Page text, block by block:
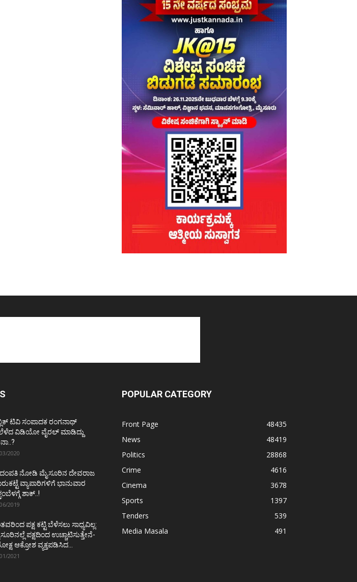
ಟಿವಿ ಸಂಪಾದಕ ರಂಗನಾಥ್
ವಿಡಿಯೋ ವೈರಲ್ ಮಾಡಿದ್ದು
2020
ನೋಡಿ ಮೈಸೂರಿನ ದೇವರಾಜ
ವ್ಯಾಪಾರಿಗಳಿಗೆ ಭಾನುವಾರ
ಶಾಕ್..!
2019
ಪಕ್ಷ ಕಟ್ಟಿ ಬೆಳೆಸಲು ಸಾಧ್ಯವಿಲ್ಲ:
ಪಕ್ಷದಿಂದ ಉಚ್ಚಾಟಿಸುತ್ತೇನೆ-
ಆಕ್ರೋಶ ವ್ಯಕ್ತಪಡಿಸಿದ...
2021
POPULAR CATEGORY
Front Page
48435
News
48419
Politics
28868
Crime
4616
Cinema
3678
Sports
1397
Tenders
539
Media Masala
491